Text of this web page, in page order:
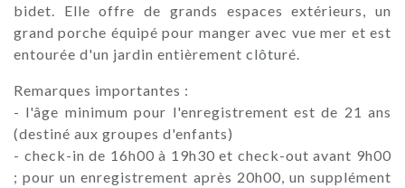
bidet. Elle offre de grands espaces extérieurs, un
grand porche équipé pour manger avec vue mer et est
entourée d'un jardin entièrement clôturé.
Remarques importantes :
- l'âge minimum pour l'enregistrement est de 21 ans
(destiné aux groupes d'enfants)
- check-in de 16h00 à 19h30 et check-out avant 9h00
; pour un enregistrement après 20h00, un supplément